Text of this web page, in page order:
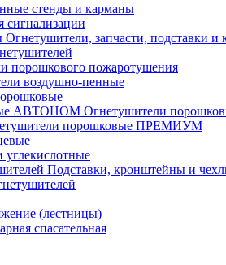
стенды и карманы
сигнализации
Огнетушители, запчасти, подставки
порошкового пожаротушения
воздушно-пенные
Огнетушители
порошковые ПРЕМИУМ
Подставки, кронштейны и
(лестницы)
спасательная